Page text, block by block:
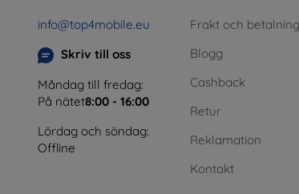
info@top4mobile.eu
Skriv till oss
Måndag till fredag:
På nätet8:00 - 16:00
Lördag och söndag:
Offline
Frakt och betalning
Blogg
Cashback
Retur
Reklamation
Kontakt